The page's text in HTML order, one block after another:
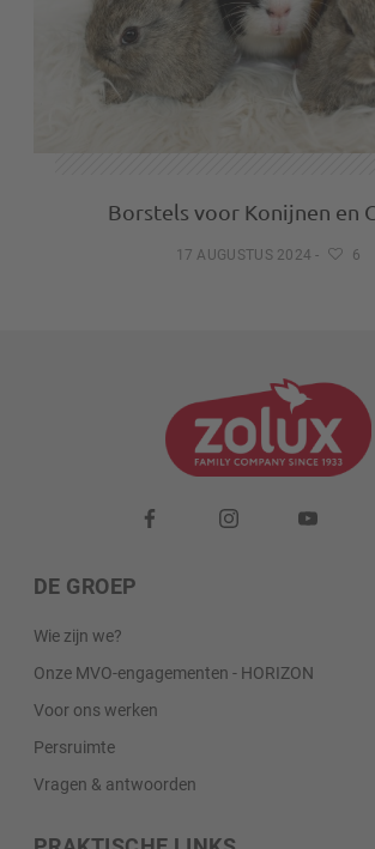
Borstels voor Konijnen en
17 AUGUSTUS 2024 - 6
DE GROEP
Wie zijn we?
Onze MVO-engagementen - HORIZON
Voor ons werken
Persruimte
Vragen & antwoorden